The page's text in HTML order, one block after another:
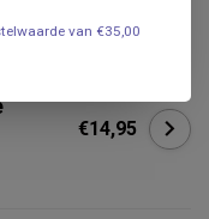
€14,95
van €35,00